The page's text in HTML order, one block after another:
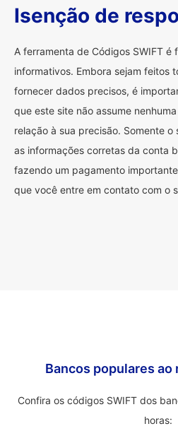
Isenção de
A ferramenta de Códigos SWIFT
informativos. Embora sejam feitos
fornecer dados precisos, é
que este site não assume
relação à sua precisão. Somente
as informações corretas da conta
fazendo um pagamento
que você entre em contato com o
Bancos populares ao
Confira os códigos SWIFT dos
horas: